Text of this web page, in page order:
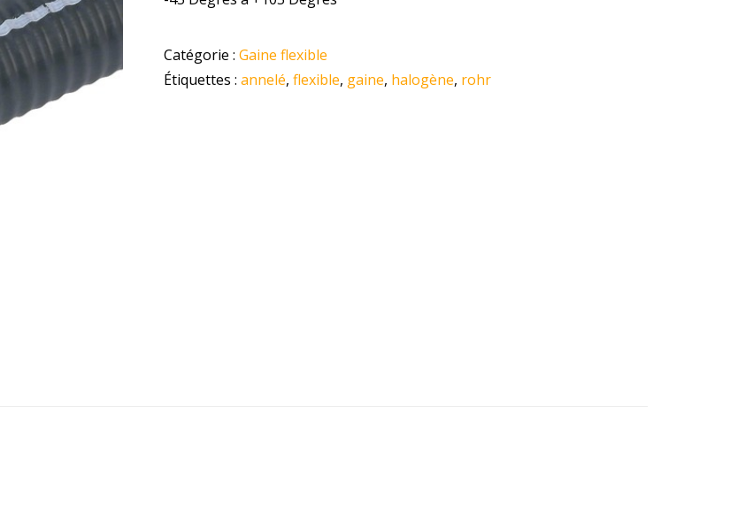
Catégorie : Gaine flexible
Étiquettes : annelé, flexible, gaine, halogène, rohr